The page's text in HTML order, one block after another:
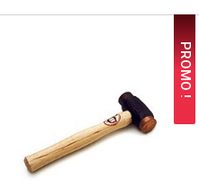
PROMO !